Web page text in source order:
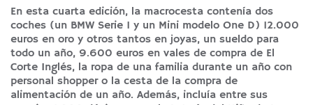
En esta cuarta edición, la macrocesta contenía dos
coches (un BMW Serie 1 y un Mini modelo One D) 12.000
euros en oro y otros tantos en joyas, un sueldo para
todo un año, 9.600 euros en vales de compra de El
Corte Inglés, la ropa de una familia durante un año con
personal shopper o la cesta de la compra de
alimentación de un año. Además, incluía entre sus